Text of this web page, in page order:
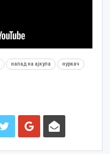
напад на ајкула нуркач